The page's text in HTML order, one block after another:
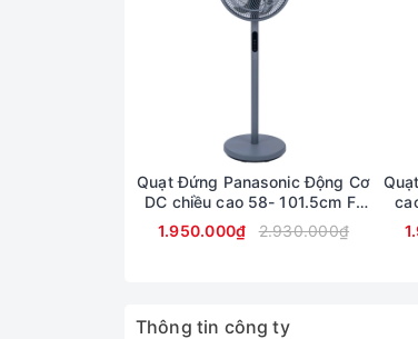
Quạt Đứng Panasonic Động Cơ
DC chiều cao 58- 101.5cm F-
30JLVG
1.950.000₫ 2.930.000₫
Thông tin công ty